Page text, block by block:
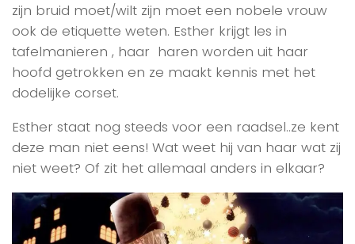
zijn bruid moet/wilt zijn moet een nobele vrouw
ook de etiquette weten. Esther krijgt les in
tafelmanieren , haar haren worden uit haar
hoofd getrokken en ze maakt kennis met het
dodelijke corset.
Esther staat nog steeds voor een raadsel..ze kent
deze man niet eens! Wat weet hij van haar wat zij
niet weet? Of zit het allemaal anders in elkaar?